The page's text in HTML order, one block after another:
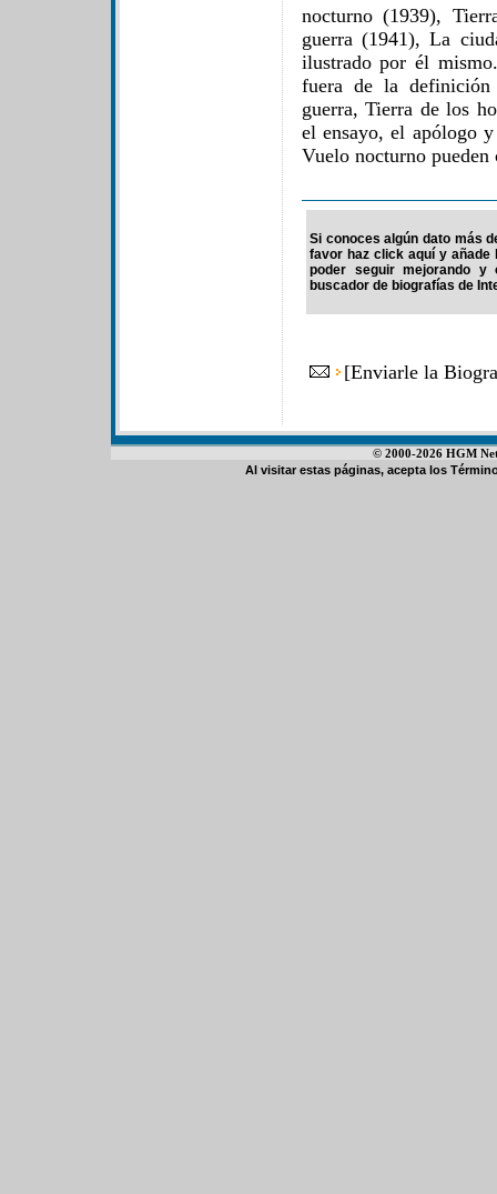
nocturno (1939),
guerra (1941), La
ilustrado por él
fuera de la
guerra, Tierra de los
el ensayo, el apólogo
Vuelo nocturno pueden
Si conoces algún dato más
favor haz click aquí y
poder seguir mejorando y
buscador de biografías de
[Enviarle la
© 2000-2026 HGM
Al visitar estas páginas, acepta los